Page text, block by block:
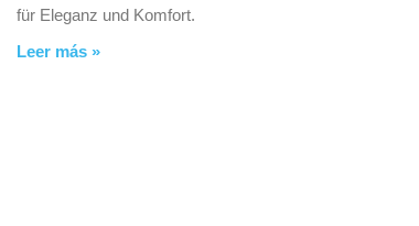
für Eleganz und Komfort.
Leer más »